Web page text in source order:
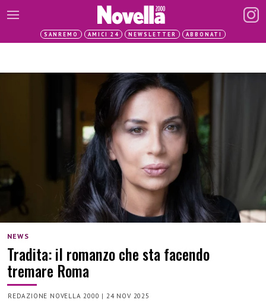
SANREMO AMICI 24 NEWSLETTER ABBONATI
NEWS
Tradita: il romanzo che sta facendo
tremare Roma
REDAZIONE NOVELLA 2000 |24 NOV 2025